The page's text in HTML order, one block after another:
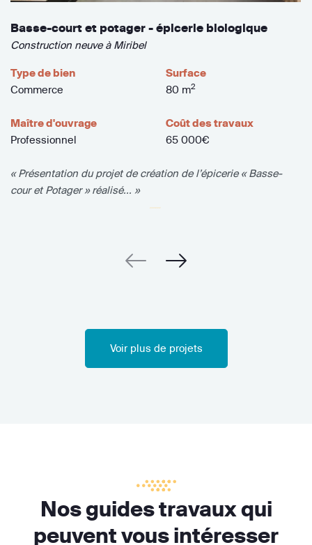
Basse-court et potager - épicerie biologique
Construction neuve à Miribel
Type de bien
Commerce
Surface
80 m2
Maître d'ouvrage
Professionnel
Coût des travaux
65 000€
« Présentation du projet de création de l’épicerie « Basse-
cour et Potager » réalisé... »
Voir plus de projets
Nos guides travaux qui
peuvent vous intéresser